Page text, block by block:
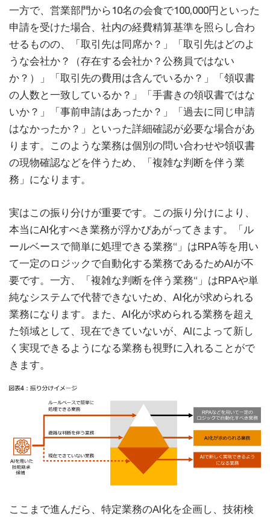
一方で、営業部門から10名の会食で100,000円といった
申請を受けた場合、社内の経費精算基準を照らし合わ
せるものの、「取引先は同席か？」「取引先はどのよ
うな会社か？（存在する会社か？公務員ではない
か？）」「取引先の費用は含んでいるか？」「領収書
の人数と一致しているか？」「手書きの領収書ではな
いか？」「事前申請はあったか？」「過去に同じ申請
はなかったか？」といった詳細確認が必要な場合があ
ります。このような業務は個別の問い合わせや領収書
の現物確認などを伴うため、「複雑な判断を伴う業
務」になります。
実はこの振り分けが重要です。この振り分けにより、
本当にAI化すべき業務が浮かびあがってきます。「ル
ールベースで簡単に処理できる業務“」はRPA等を用い
て一定のロジックで自動化する業務であるためAIが不
要です。一方、「複雑な判断を伴う業務“」はRPAや単
純なシステムで代替できないため、AI化が求められる
業務になります。また、AI化が求められる業務を超え
た領域として、現在できていないが、AIによって新し
く実現できるようになる業務も視野に入れることがで
きます。
ここまで進んだら、特定業務のAI化を企画し、技術検